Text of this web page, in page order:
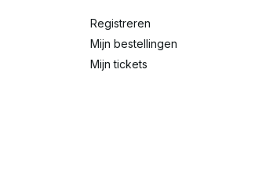
Registreren
Mijn bestellingen
Mijn tickets